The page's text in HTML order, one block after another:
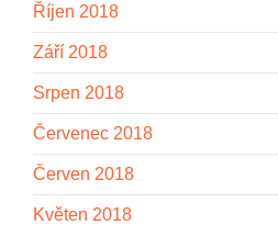
Říjen 2018
Září 2018
Srpen 2018
Červenec 2018
Červen 2018
Květen 2018